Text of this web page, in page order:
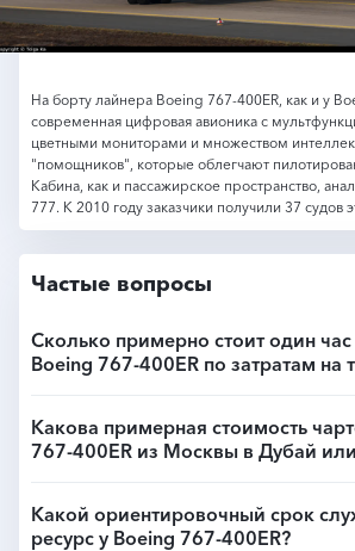
На борту лайнера Boeing 767-400ER, как и у
современная цифровая авионика с
цветными мониторами и множеством
"помощников", которые облегчают
Кабина, как и пассажирское пространство,
777. К 2010 году заказчики получили 37 судов
Частые вопросы
Сколько примерно стоит один час
Boeing 767-400ER по затратам на
Какова примерная стоимость
767-400ER из Москвы в Дубай
Какой ориентировочный срок
ресурс у Boeing 767-400ER?